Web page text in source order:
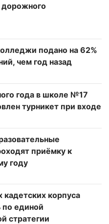
дорожного
подано на 62%
чем год назад
года в школе №17
турникет при входе
приёмку к
году
кадетских корпуса
по единой
стратегии